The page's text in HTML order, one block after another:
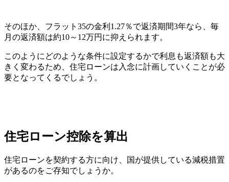
そのほか、フラット35の金利1.27％で返済期間3年なら、毎
月の返済額は約10～12万円に抑えられます。
このようにどのような条件に設定するかで利息も返済額も大
きく変わるため、住宅ローンは入念に計画していくことが必
要となってくるでしょう。
住宅ローン控除を算出
住宅ローンを契約する方に向け、国が提供している減税措置
があるのをご存知でしょうか。